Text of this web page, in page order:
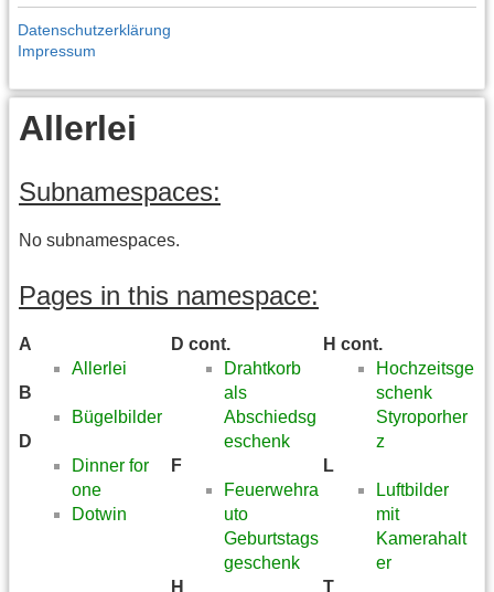
Datenschutzerklärung
Impressum
Allerlei
Subnamespaces:
No subnamespaces.
Pages in this namespace:
A
Allerlei
B
Bügelbilder
D
Dinner for
one
Dotwin
D cont.
Drahtkorb
als
Abschiedsg
eschenk
F
Feuerwehra
uto
Geburtstags
geschenk
H
H cont.
Hochzeitsge
schenk
Styroporher
z
L
Luftbilder
mit
Kamerahalt
er
T